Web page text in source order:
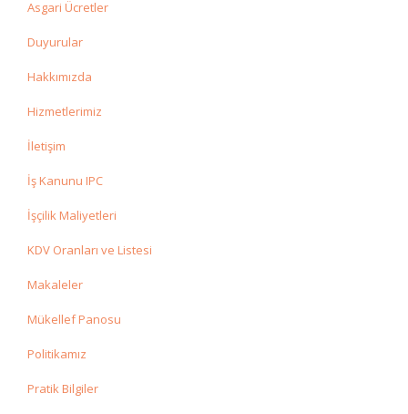
Asgari Ücretler
Duyurular
Hakkımızda
Hizmetlerimiz
İletişim
İş Kanunu IPC
İşçilik Maliyetleri
KDV Oranları ve Listesi
Makaleler
Mükellef Panosu
Politikamız
Pratik Bilgiler